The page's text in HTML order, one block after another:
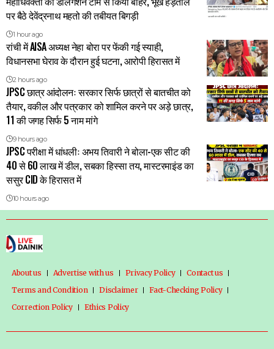
पर बैठे देवेंद्रनाथ महतो की तबीयत बिगड़ी
1 hour ago
रांची में AISA अध्यक्ष नेहा बोरा पर फेंकी गई स्याही,
विधानसभा घेराव के दौरान हुई घटना, आरोपी हिरासत में
2 hours ago
JPSC छात्र आंदोलनः सरकार सिर्फ छात्रों से बातचीत को
तैयार, वकील और पत्रकार को शामिल करने पर अड़े छात्र,
11 की जगह सिर्फ 5 नाम मांगे
9 hours ago
JPSC परीक्षा में धांधलीः अभय तिवारी ने बोला-एक सीट की
40 से 60 लाख में डील, सबका हिस्सा तय, मास्टरमाइंड का
ससुर CID के हिरासत में
10 hours ago
About us Advertise with us Privacy Policy
Contact us
Terms and Condition
Disclaimer
Fact-Checking Policy
Correction Policy
Ethics Policy